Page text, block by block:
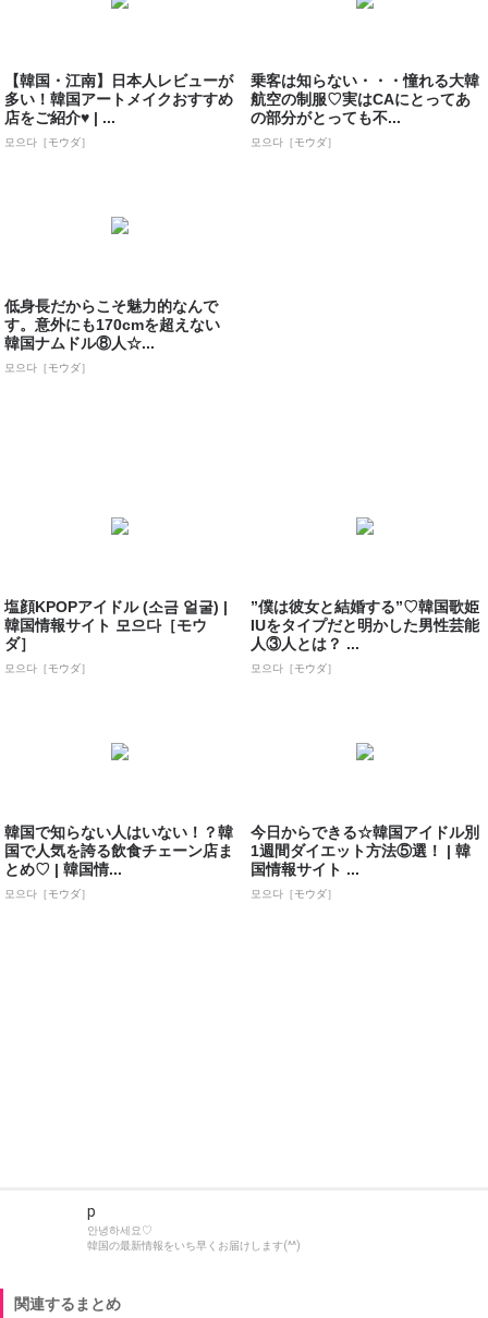
【韓国・江南】日本人レビューが
多い！韓国アートメイクおすすめ
店をご紹介♥ | ...
모으다［モウダ］
乗客は知らない・・・憧れる大韓
航空の制服♡実はCAにとってあ
の部分がとっても不...
모으다［モウダ］
低身長だからこそ魅力的なんで
す。意外にも170cmを超えない
韓国ナムドル⑧人☆...
모으다［モウダ］
塩顔KPOPアイドル (소금 얼굴) |
韓国情報サイト 모으다［モウ
ダ］
모으다［モウダ］
”僕は彼女と結婚する”♡韓国歌姫
IUをタイプだと明かした男性芸能
人③人とは？ ...
모으다［モウダ］
韓国で知らない人はいない！？韓
国で人気を誇る飲食チェーン店ま
とめ♡ | 韓国情...
모으다［モウダ］
今日からできる☆韓国アイドル別
1週間ダイエット方法⑤選！ | 韓
国情報サイト ...
모으다［モウダ］
p
안녕하세요♡
韓国の最新情報をいち早くお届けします(^^)
関連するまとめ